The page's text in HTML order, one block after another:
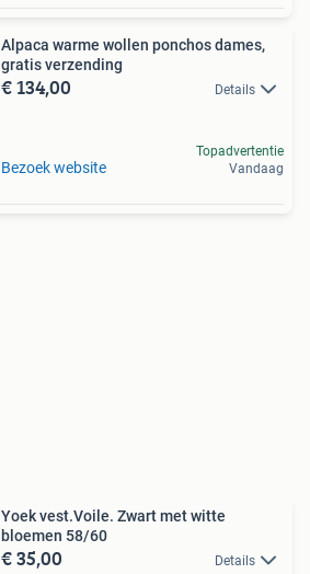
Alpaca warme wollen ponchos dames,
gratis verzending
€ 134,00 Details
Bezoek website
Topadvertentie
Vandaag
Yoek vest.Voile. Zwart met witte
bloemen 58/60
€ 35,00 Details